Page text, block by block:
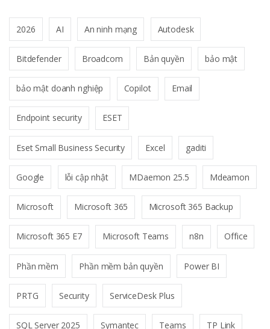
2026 AI An ninh mạng Autodesk
Bitdefender Broadcom Bản quyền bảo mật
bảo mật doanh nghiệp Copilot Email
Endpoint security ESET
Eset Small Business Security Excel gaditi
Google lỗi cập nhật MDaemon 25.5 Mdeamon
Microsoft Microsoft 365 Microsoft 365 Backup
Microsoft 365 E7 Microsoft Teams n8n Office
Phần mềm Phần mềm bản quyền Power BI
PRTG Security ServiceDesk Plus
SQL Server 2025 Symantec Teams TP Link